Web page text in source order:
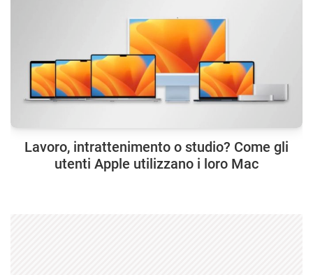
Lavoro, intrattenimento o studio? Come gli
utenti Apple utilizzano i loro Mac